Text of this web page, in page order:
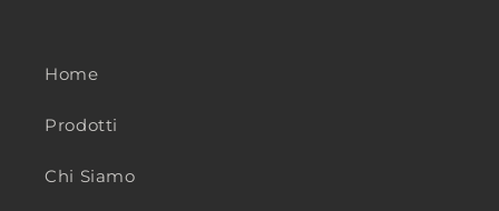
Home
Prodotti
Chi Siamo